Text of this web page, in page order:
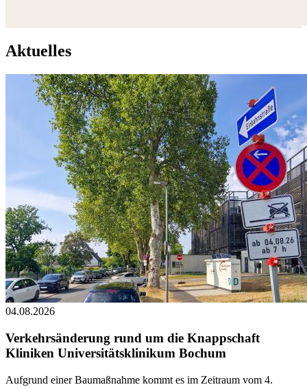
Aktuelles
04.08.2026
Verkehrsänderung rund um die Knappschaft
Kliniken Universitätsklinikum Bochum
Aufgrund einer Baumaßnahme kommt es im Zeitraum vom 4.